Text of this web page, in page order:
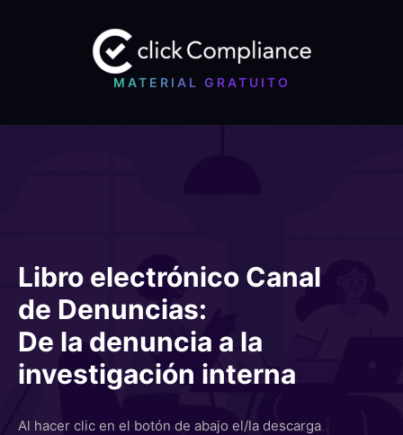
MATERIAL GRATUITO
Libro electrónico Canal
de Denuncias:
De la denuncia a la
investigación interna
Al hacer clic en el botón de abajo el/la descarga